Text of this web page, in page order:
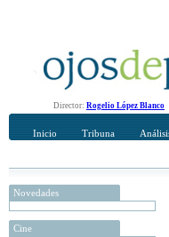
Director: Rogelio López Blanco
Inicio Tribuna
Novedades
Cine